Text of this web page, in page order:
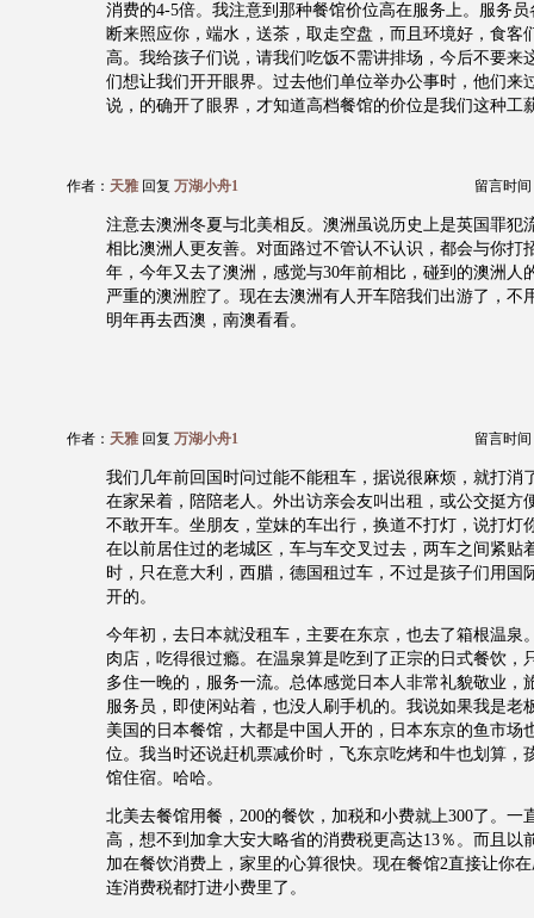
消费的4-5倍。我注意到那种餐馆价位高在服务上。服务
断来照应你，端水，送茶，取走空盘，而且环境好，食客
高。我给孩子们说，请我们吃饭不需讲排场，今后不要来
们想让我们开开眼界。过去他们单位举办公事时，他们来
说，的确开了眼界，才知道高档餐馆的价位是我们这种工
作者： 天雅 回复 万湖小舟1 留言时间
注意去澳洲冬夏与北美相反。澳洲虽说历史上是英国罪犯
相比澳洲人更友善。对面路过不管认不认识，都会与你打
年，今年又去了澳洲，感觉与30年前相比，碰到的澳洲人
严重的澳洲腔了。现在去澳洲有人开车陪我们出游了，不
明年再去西澳，南澳看看。
作者： 天雅 回复 万湖小舟1 留言时间
我们几年前回国时问过能不能租车，据说很麻烦，就打消
在家呆着，陪陪老人。外出访亲会友叫出租，或公交挺方
不敢开车。坐朋友，堂妹的车出行，换道不打灯，说打灯
在以前居住过的老城区，车与车交叉过去，两车之间紧贴
时，只在意大利，西腊，德国租过车，不过是孩子们用国
开的。
今年初，去日本就没租车，主要在东京，也去了箱根温泉
肉店，吃得很过瘾。在温泉算是吃到了正宗的日式餐饮，
多住一晚的，服务一流。总体感觉日本人非常礼貌敬业，
服务员，即使闲站着，也没人刷手机的。我说如果我是老
美国的日本餐馆，大都是中国人开的，日本东京的鱼市场
位。我当时还说赶机票减价时，飞东京吃烤和牛也划算，
馆住宿。哈哈。
北美去餐馆用餐，200的餐饮，加税和小费就上300了。一
高，想不到加拿大安大略省的消费税更高达13％。而且以
加在餐饮消费上，家里的心算很快。现在餐馆2直接让你
连消费税都打进小费里了。